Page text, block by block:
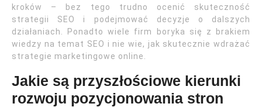
kroków – bez tego trudno ocenić skuteczność
strategii SEO i podejmować decyzje o dalszych
działaniach. Ponadto wiele firm boryka się z brakiem
wiedzy na temat SEO i nie wie, jak skutecznie wdrażać
strategie marketingowe online.
Jakie są przyszłościowe kierunki
rozwoju pozycjonowania stron